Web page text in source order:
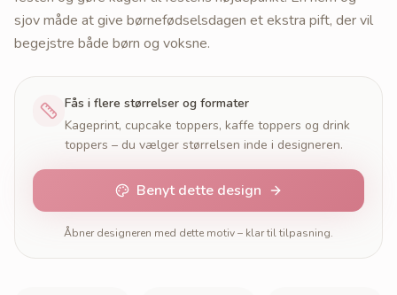
sjov måde at give børnefødselsdagen et ekstra pift, der vil
begejstre både børn og voksne.
Fås i flere størrelser og formater
Kageprint, cupcake toppers, kaffe toppers og drink
toppers – du vælger størrelsen inde i designeren.
Benyt dette design
Åbner designeren med dette motiv – klar til tilpasning.